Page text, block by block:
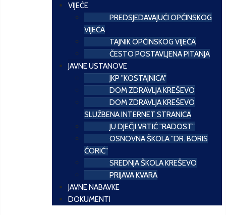
VIJEĆE
PREDSJEDAVAJUĆI OPĆINSKOG
VIJEĆA
TAJNIK OPĆINSKOG VIJEĆA
ČESTO POSTAVLJENA PITANJA
JAVNE USTANOVE
JKP "KOSTAJNICA"
DOM ZDRAVLJA KREŠEVO
DOM ZDRAVLJA KREŠEVO
SLUŽBENA INTERNET STRANICA
JU DJEČJI VRTIĆ "RADOST"
OSNOVNA ŠKOLA "DR. BORIS
ĆORIĆ"
SREDNJA ŠKOLA KREŠEVO
PRIJAVA KVARA
JAVNE NABAVKE
DOKUMENTI